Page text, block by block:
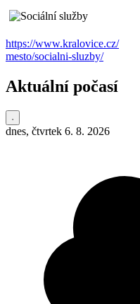
https://www.kralovice.cz/
mesto/socialni-sluzby/
Aktuální počasí
dnes, čtvrtek 6. 8. 2026